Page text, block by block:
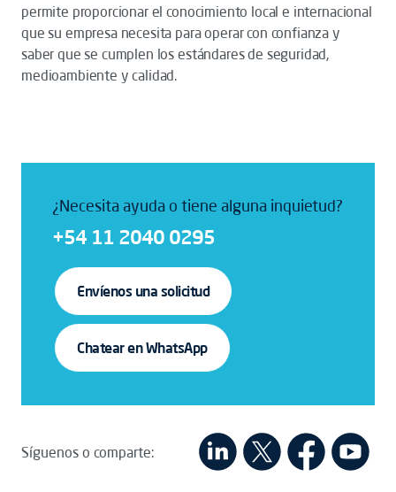
permite proporcionar el conocimiento local e internacional
que su empresa necesita para operar con confianza y
saber que se cumplen los estándares de seguridad,
medioambiente y calidad.
¿Necesita ayuda o tiene alguna inquietud?
+54 11 2040 0295
Envíenos una solicitud
Chatear en WhatsApp
Síguenos o comparte: